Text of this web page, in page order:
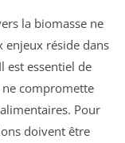
la biomasse ne
enjeux réside dans
est essentiel de
ne compromette
Pour
doivent être